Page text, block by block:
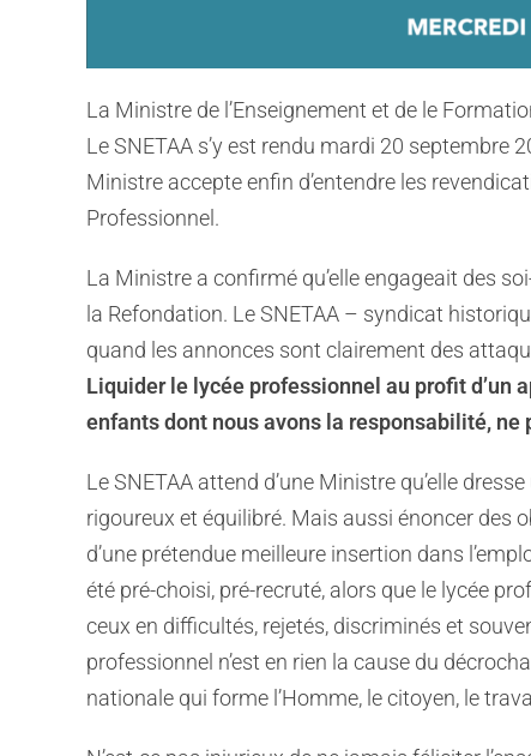
La Ministre de l’Enseignement et de le
Le SNETAA s’y est rendu mardi 20
Ministre accepte enfin d’entendre les
Professionnel.
La Ministre a confirmé qu’elle engageait des
la Refondation. Le SNETAA – syndicat
quand les annonces sont clairement des
Liquider le lycée professionnel au profit d’un
enfants dont nous avons la responsabilité, ne
Le SNETAA attend d’une Ministre qu’elle
rigoureux et équilibré. Mais aussi énoncer des
d’une prétendue meilleure insertion dans
été pré-choisi, pré-recruté, alors que le lycée
ceux en difficultés, rejetés, discriminés et
professionnel n’est en rien la cause du
nationale qui forme l’Homme, le citoyen, le